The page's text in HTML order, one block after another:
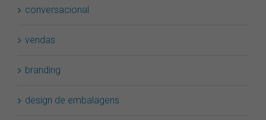
conversacional
vendas
branding
design de embalagens